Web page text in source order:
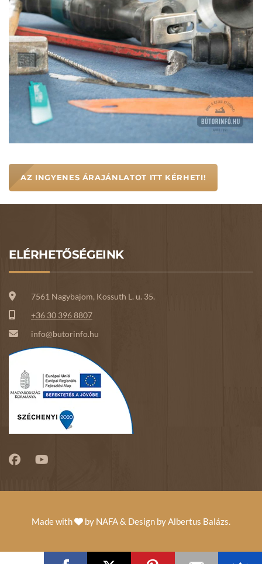
AZ INGYENES ÁRAJÁNLATOT ITT KÉRHETI!
ELÉRHETŐSÉGEINK
7561 Nagybajom, Kossuth L. u. 35.
+36 30 396 8807
info@butorinfo.hu
Made with by NAFA& Design byAlbertus Balázs.